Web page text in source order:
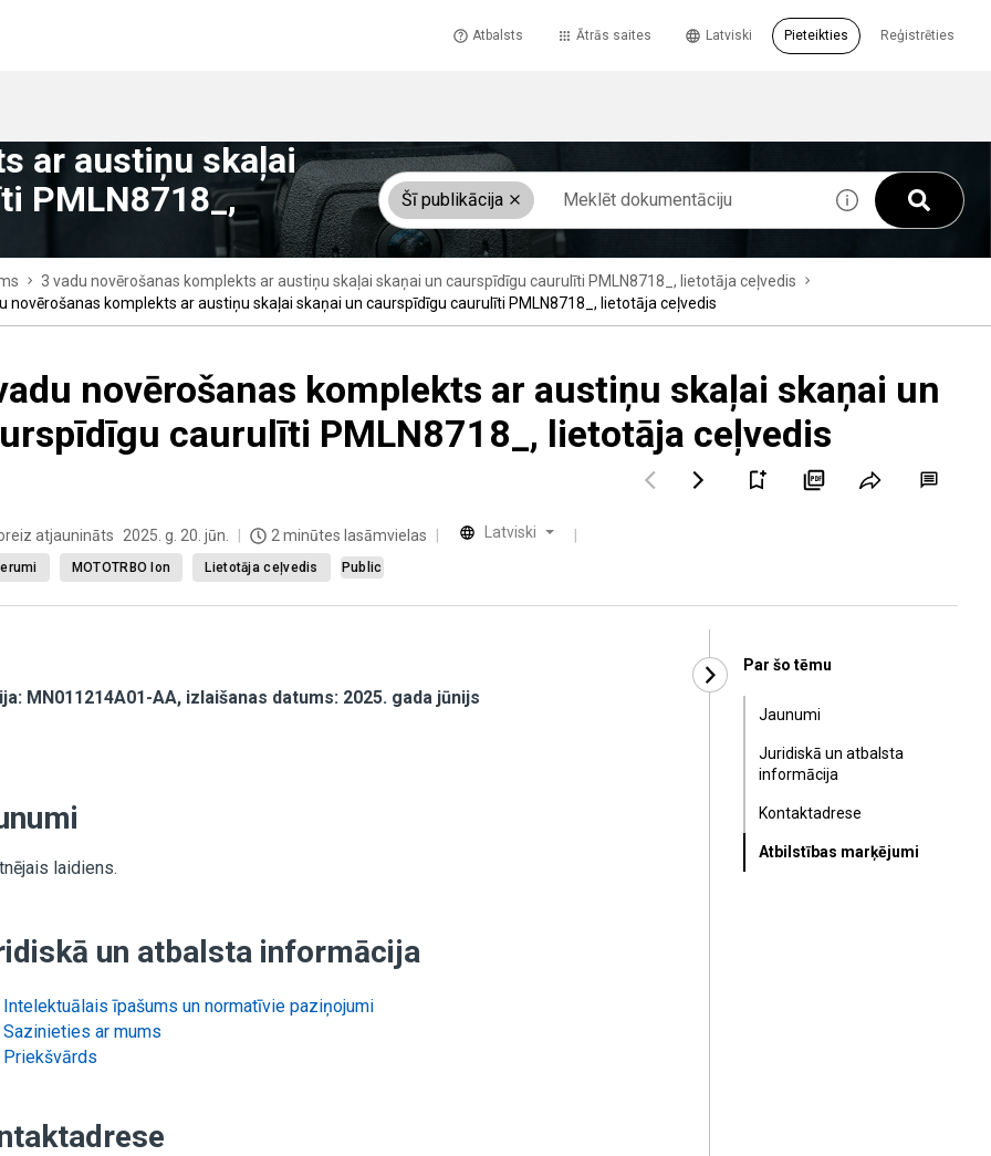
Atbalsts Ātrās saites Reģistrēties
Latviski Pieteikties
ar austiņu skaļai
PMLN8718_,
Šī publikācija
3 vadu novērošanas komplekts ar austiņu skaļai skaņai un caurspīdīgu caurulīti PMLN8718_, lietotāja ceļvedis
novērošanas komplekts ar austiņu skaļai skaņai un caurspīdīgu caurulīti PMLN8718_, lietotāja ceļvedis
novērošanas komplekts ar austiņu skaļai skaņai un
caurulīti PMLN8718_, lietotāja ceļvedis
atjaunināts 2025. g. 20. jūn. 2 minūtes lasāmvielas Latviski
MOTOTRBO Ion Lietotāja ceļvedis Public
MN011214A01-AA, izlaišanas datums: 2025. gada jūnijs
laidiens.
un atbalsta informācija
Intelektuālais īpašums un normatīvie paziņojumi
Sazinieties ar mums
Priekšvārds
Par šo tēmu
Jaunumi
Juridiskā un atbalsta
informācija
Kontaktadrese
Atbilstības marķējumi